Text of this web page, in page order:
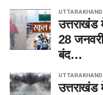
UTTARAKHAND
उत्तराखंड
28
बंद…
UTTARAKHAND
उत्तराखंड